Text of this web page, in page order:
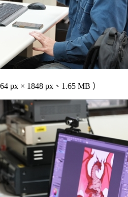
px × 1848 px、1.65 MB ）